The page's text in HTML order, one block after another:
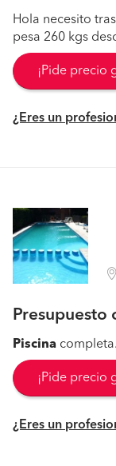
Hola necesito
pesa 260 kgs
¡Pide precio
¿Eres un
Presupuesto
Piscina completa.
¡Pide precio
¿Eres un